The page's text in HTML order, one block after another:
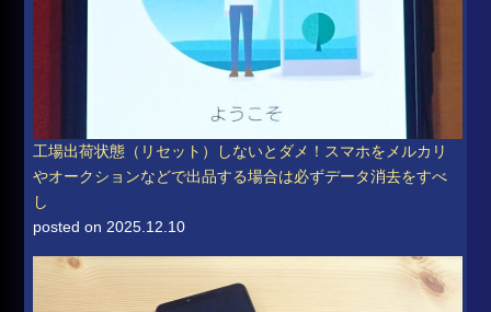
工場出荷状態（リセット）しないとダメ！スマホをメルカリ
やオークションなどで出品する場合は必ずデータ消去をすべ
し
posted on 2025.12.10